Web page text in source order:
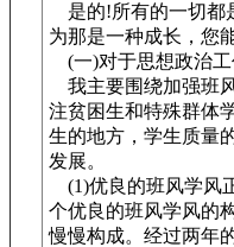
是的!所有的一切都
为那是一种成长，您
(一)对于思想政治
我主要围绕加强班
注贫困生和特殊群体
生的地方，学生质量
发展。
(1)优良的班风学风
个优良的班风学风的
慢慢构成。经过两年